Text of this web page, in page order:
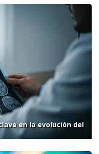
en la evolución del